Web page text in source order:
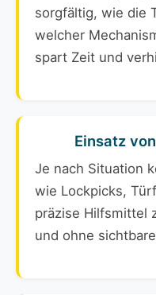
sorgfältig, wie die
welcher
spart Zeit und
Einsatz
Je nach Situation
wie Lockpicks,
präzise Hilfsmittel
und ohne